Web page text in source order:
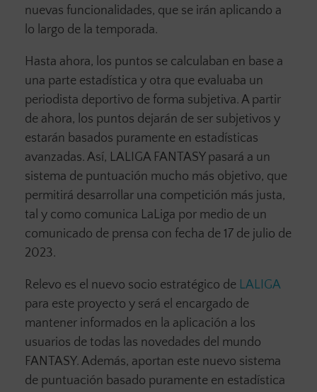
nuevas funcionalidades, que se irán aplicando a
lo largo de la temporada.
Hasta ahora, los puntos se calculaban en base a
una parte estadística y otra que evaluaba un
periodista deportivo de forma subjetiva. A partir
de ahora, los puntos dejarán de ser subjetivos y
estarán basados puramente en estadísticas
avanzadas. Así, LALIGA FANTASY pasará a un
sistema de puntuación mucho más objetivo, que
permitirá desarrollar una competición más justa,
tal y como comunica LaLiga por medio de un
comunicado de prensa con fecha de 17 de julio de
2023.
Relevo es el nuevo socio estratégico de LALIGA
para este proyecto y será el encargado de
mantener informados en la aplicación a los
usuarios de todas las novedades del mundo
FANTASY. Además, aportan este nuevo sistema
de puntuación basado puramente en estadística